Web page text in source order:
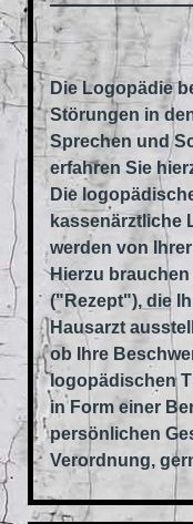
Die Logopädie
Störungen in
Sprechen und
erfahren Sie
Die
kassenärztliche
werden von
Hierzu
("Rezept"), die
Hausarzt
ob Ihre
logopädischen
in Form einer
persönlichen
Verordnung,